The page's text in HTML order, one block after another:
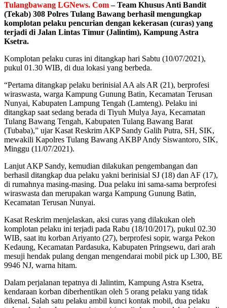
Tulangbawang LGNews. Com– Team Khusus Anti Bandit
(Tekab) 308 Polres Tulang Bawang berhasil mengungkap
komplotan pelaku pencurian dengan kekerasan (curas) yang
terjadi di Jalan Lintas Timur (Jalintim), Kampung Astra
Ksetra.
Komplotan pelaku curas ini ditangkap hari Sabtu (10/07/2021),
pukul 01.30 WIB, di dua lokasi yang berbeda.
“Pertama ditangkap pelaku berinisial AA als AR (21), berprofesi
wiraswasta, warga Kampung Gunung Batin, Kecamatan Terusan
Nunyai, Kabupaten Lampung Tengah (Lamteng). Pelaku ini
ditangkap saat sedang berada di Tiyuh Mulya Jaya, Kecamatan
Tulang Bawang Tengah, Kabupaten Tulang Bawang Barat
(Tubaba),” ujar Kasat Reskrim AKP Sandy Galih Putra, SH, SIK,
mewakili Kapolres Tulang Bawang AKBP Andy Siswantoro, SIK,
Minggu (11/07/2021).
Lanjut AKP Sandy, kemudian dilakukan pengembangan dan
berhasil ditangkap dua pelaku yakni berinisial SJ (18) dan AF (17),
di rumahnya masing-masing. Dua pelaku ini sama-sama berprofesi
wiraswasta dan merupakan warga Kampung Gunung Batin,
Kecamatan Terusan Nunyai.
Kasat Reskrim menjelaskan, aksi curas yang dilakukan oleh
komplotan pelaku ini terjadi pada Rabu (18/10/2017), pukul 02.30
WIB, saat itu korban Ariyanto (27), berprofesi sopir, warga Pekon
Kedaung, Kecamatan Pardasuka, Kabupaten Pringsewu, dari arah
mesuji hendak pulang dengan mengendarai mobil pick up L300, BE
9946 NJ, warna hitam.
Dalam perjalanan tepatnya di Jalintim, Kampung Astra Ksetra,
kendaraan korban diberhentikan oleh 5 orang pelaku yang tidak
dikenal. Salah satu pelaku ambil kunci kontak mobil, dua pelaku